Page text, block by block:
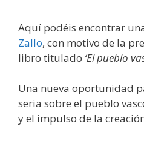
Aquí podéis encontrar
Zallo, con motivo de la
libro titulado ‘El pueblo
Una nueva oportunidad
seria sobre el pueblo
y el impulso de la